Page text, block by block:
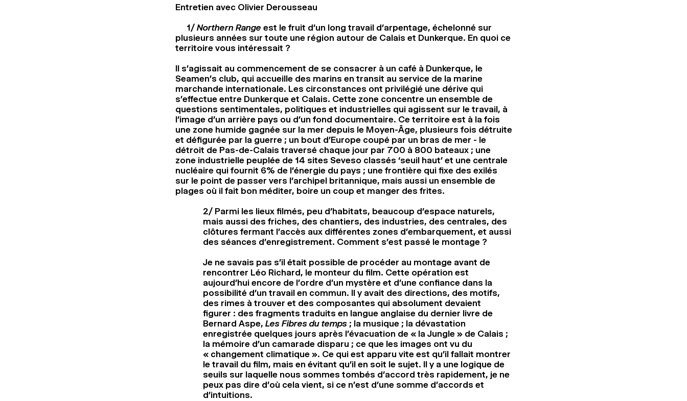
Entretien avec Olivier Derousseau
1/ Northern Range est le fruit d’un long travail d’arpentage, échelonné sur
plusieurs années sur toute une région autour de Calais et Dunkerque. En quoi ce
territoire vous intéressait ?
Il s’agissait au commencement de se consacrer à un café à Dunkerque, le
Seamen’s club, qui accueille des marins en transit au service de la marine
marchande internationale. Les circonstances ont privilégié une dérive qui
s’effectue entre Dunkerque et Calais. Cette zone concentre un ensemble de
questions sentimentales, politiques et industrielles qui agissent sur le travail, à
l’image d’un arrière pays ou d’un fond documentaire. Ce territoire est à la fois
une zone humide gagnée sur la mer depuis le Moyen-Âge, plusieurs fois détruite
et défigurée par la guerre ; un bout d’Europe coupé par un bras de mer - le
détroit de Pas-de-Calais traversé chaque jour par 700 à 800 bateaux ; une
zone industrielle peuplée de 14 sites Seveso classés ‘seuil haut’ et une centrale
nucléaire qui fournit 6% de l’énergie du pays ; une frontière qui fixe des exilés
sur le point de passer vers l’archipel britannique, mais aussi un ensemble de
plages où il fait bon méditer, boire un coup et manger des frites.
2/ Parmi les lieux filmés, peu d’habitats, beaucoup d’espace naturels,
mais aussi des friches, des chantiers, des industries, des centrales, des
clôtures fermant l’accès aux différentes zones d’embarquement, et aussi
des séances d’enregistrement. Comment s’est passé le montage ?
Je ne savais pas s’il était possible de procéder au montage avant de
rencontrer Léo Richard, le monteur du film. Cette opération est
aujourd’hui encore de l’ordre d’un mystère et d’une confiance dans la
possibilité d’un travail en commun. Il y avait des directions, des motifs,
des rimes à trouver et des composantes qui absolument devaient
figurer : des fragments traduits en langue anglaise du dernier livre de
Bernard Aspe, Les Fibres du temps; la musique ; la dévastation
enregistrée quelques jours après l’évacuation de « la Jungle » de Calais ;
la mémoire d’un camarade disparu ; ce que les images ont vu du
« changement climatique ». Ce qui est apparu vite est qu’il fallait montrer
le travail du film, mais en évitant qu’il en soit le sujet. Il y a une logique de
seuils sur laquelle nous sommes tombés d’accord très rapidement, je ne
peux pas dire d’où cela vient, si ce n’est d’une somme d’accords et
d’intuitions.